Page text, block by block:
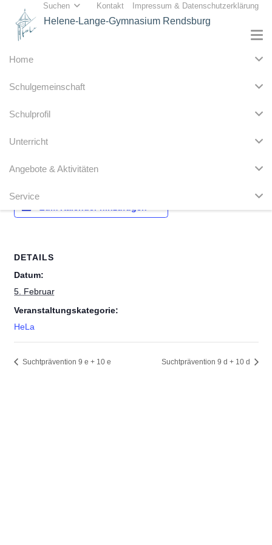
Suchen Kontakt Impressum & Datenschutzerklärung
Helene-Lange-Gymnasium Rendsburg
Home
Schulgemeinschaft
Schulprofil
Unterricht
Angebote & Aktivitäten
Service
Info Profile 10. Klassen 1.+2. Std.
DETAILS
Datum:
5. Februar
Veranstaltungskategorie:
HeLa
Suchtprävention 9 e + 10 e Suchtprävention 9 d + 10 d